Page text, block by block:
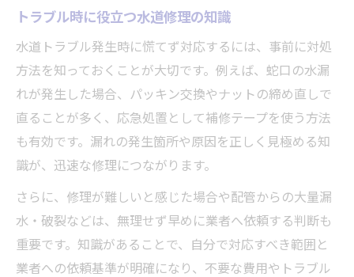
水道修理で自分でできる作業範囲の判断
安全に水道修理を行うための基本事項
無理せず水道修理業者へ依頼する目安
水道修理の難易度とリスクを見極める
自分で水道修理する際の必須チェック
水道修理の手順と費用を抑える方法を解説
水道修理の手順を簡潔にまとめて紹介
費用を抑える水道修理のコツと工夫
水道修理料金表の見方と節約ポイント
水道修理の費用相場を把握する方法
トラブル時に役立つ水道修理の知識
水道トラブル発生時に慌てず対応するには、事前に対処
方法を知っておくことが大切です。例えば、蛇口の水漏
れが発生した場合、パッキン交換やナットの締め直しで
直ることが多く、応急処置として補修テープを使う方法
も有効です。漏れの発生箇所や原因を正しく見極める知
識が、迅速な修理につながります。
さらに、修理が難しいと感じた場合や配管からの大量漏
水・破裂などは、無理せず早めに業者へ依頼する判断も
重要です。知識があることで、自分で対応すべき範囲と
業者への依頼基準が明確になり、不要な費用やトラブル